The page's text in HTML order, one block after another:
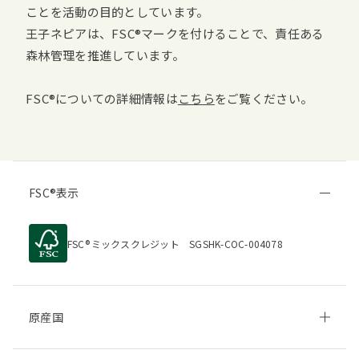
ことを活動の目的としています。
王子ネピアは、 FSC マークを付けることで、責任ある
森林管理を推進しています。
FSC についての詳細情報はこちらをご覧ください。
FSC 表示
FSC ミックスクレジット SGSHK-COC-004078
原産国